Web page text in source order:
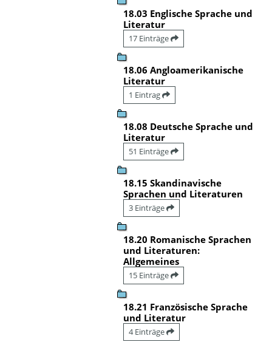
18.03 Englische Sprache und
Literatur
17 Einträge
18.06 Angloamerikanische
Literatur
1 Eintrag
18.08 Deutsche Sprache und
Literatur
51 Einträge
18.15 Skandinavische
Sprachen und Literaturen
3 Einträge
18.20 Romanische Sprachen
und Literaturen:
Allgemeines
15 Einträge
18.21 Französische Sprache
und Literatur
4 Einträge